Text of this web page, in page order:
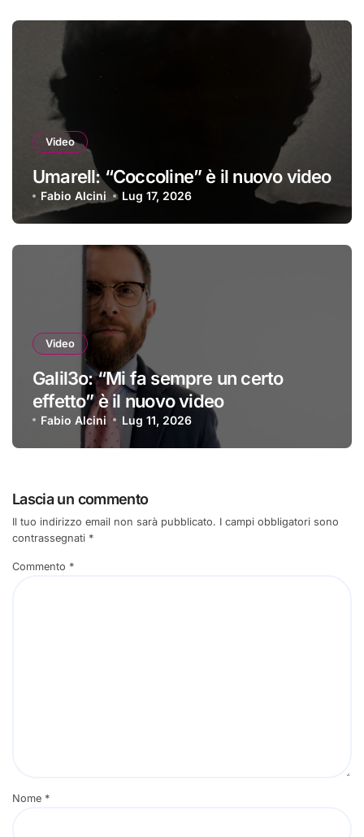
Video
Umarell: “Coccoline” è il nuovo video
Fabio Alcini Lug 17, 2026
Video
Galil3o: “Mi fa sempre un certo
effetto” è il nuovo video
Fabio Alcini Lug 11, 2026
Lascia un commento
Il tuo indirizzo email non sarà pubblicato. I campi obbligatori sono
contrassegnati *
Commento *
Nome *